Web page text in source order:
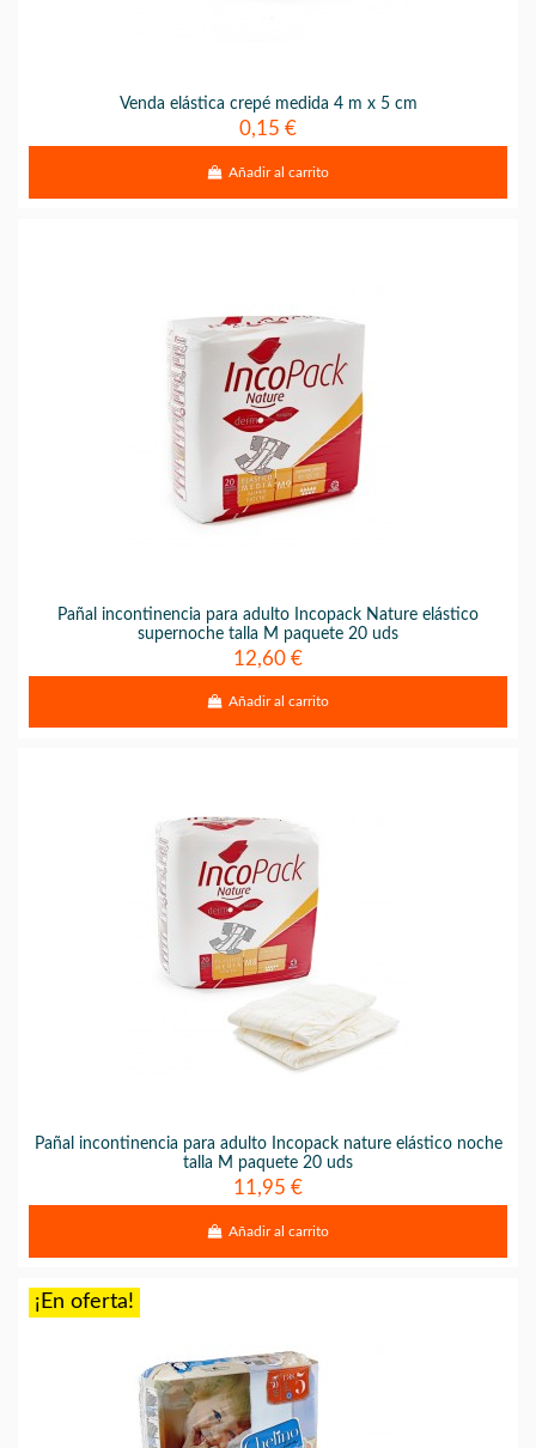
Venda elástica crepé medida 4 m x 5 cm
0,15 €
Añadir al carrito
Pañal incontinencia para adulto Incopack Nature elástico
supernoche talla M paquete 20 uds
12,60 €
Añadir al carrito
Pañal incontinencia para adulto Incopack nature elástico noche
talla M paquete 20 uds
11,95 €
Añadir al carrito
¡En oferta!